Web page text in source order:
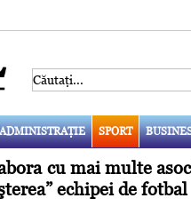
SPORT
cu mai multe
echipei de fotbal